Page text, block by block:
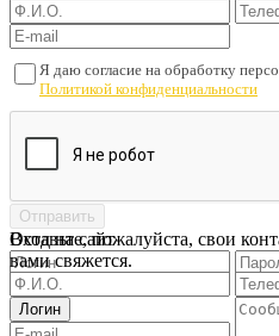
Я даю согласие на обработку
Политикой конфиденциальности
Оставьте, пожалуйста, свои
вами свяжется.
Вход на сайт